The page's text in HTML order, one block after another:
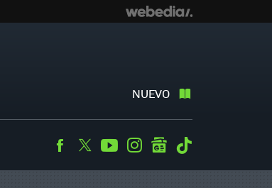
NUEVO
Facebook
TwitterYoutubeInstagramgooglenews